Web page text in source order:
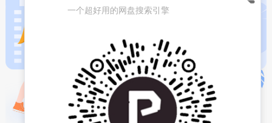
一个超好用的网盘搜索引擎